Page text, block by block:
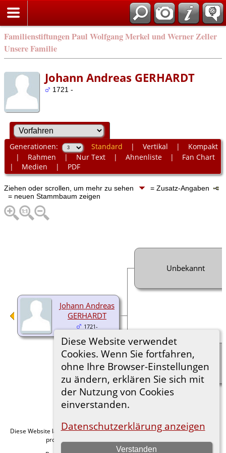
Familienstiftungen Paul Wolfgang Merkel und Werner Zeller
Unsere Familie
Diese Website verwendet
Cookies. Wenn Sie fortfahren,
ohne Ihre Browser-Einstellungen
zu ändern, erklären Sie sich mit
der Nutzung von Cookies
einverstanden.
Datenschutzerklärung anzeigen
Verstanden
Johann Andreas GERHARDT
1721 -
Generationen: Standard | Vertikal | Kompakt
| Rahmen | Nur Text| Ahnenliste| Fan Chart
| Medien | PDF
Ziehen oder scrollen, um mehr zu sehen
= Zusatz-Angaben
= neuen Stammbaum zeigen
Johann Andreas
GERHARDT
1721-
Unbekannt
Unbekannt
Diese Website läuft mitThe Next Generation of Genealogy Sitebuildingv. 15.0.1,
programmiert von Darrin Lythgoe © 2001-2026.